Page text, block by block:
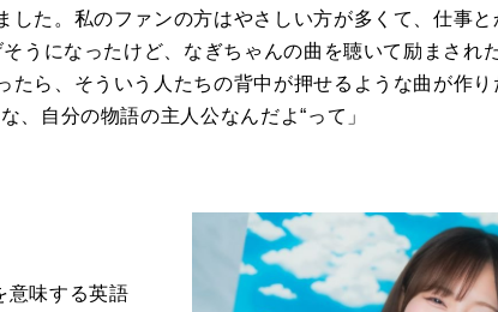
した。私のファンの方はやさしい方が多くて、仕事
そうになったけど、なぎちゃんの曲を聴いて励まされ
たら、そういう人たちの背中が押せるような曲が作り
、自分の物語の主人公なんだよ“って」
意味する英語